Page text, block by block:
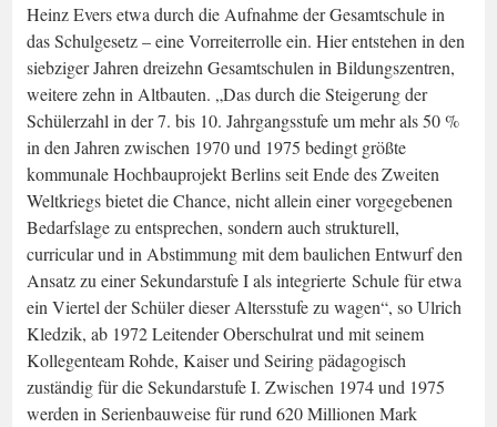
Heinz Evers etwa durch die Aufnahme der Gesamtschule in
das Schulgesetz – eine Vorreiterrolle ein. Hier entstehen in den
siebziger Jahren dreizehn Gesamtschulen in Bildungszentren,
weitere zehn in Altbauten. „Das durch die Steigerung der
Schülerzahl in der 7. bis 10. Jahrgangsstufe um mehr als 50 %
in den Jahren zwischen 1970 und 1975 bedingt größte
kommunale Hochbauprojekt Berlins seit Ende des Zweiten
Weltkriegs bietet die Chance, nicht allein einer vorgegebenen
Bedarfslage zu entsprechen, sondern auch strukturell,
curricular und in Abstimmung mit dem baulichen Entwurf den
Ansatz zu einer Sekundarstufe I als integrierte Schule für etwa
ein Viertel der Schüler dieser Altersstufe zu wagen“, so Ulrich
Kledzik, ab 1972 Leitender Oberschulrat und mit seinem
Kollegenteam Rohde, Kaiser und Seiring pädagogisch
zuständig für die Sekundarstufe I. Zwischen 1974 und 1975
werden in Serienbauweise für rund 620 Millionen Mark